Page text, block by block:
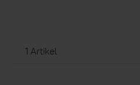
1 Artikel